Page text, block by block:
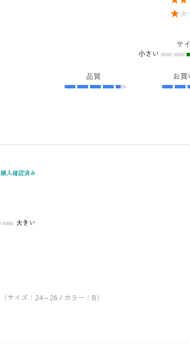
サ
小さい
品質 お買
購入確認済み
大きい
サイズ：24～26 / カラー：B）